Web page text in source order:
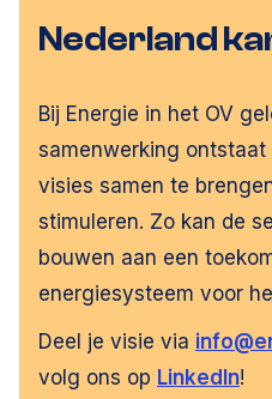
Nederland
Bij Energie in het OV
samenwerking
visies samen te
stimuleren. Zo kan de
bouwen aan een
energiesysteem voor
Deel je visie via
volg ons op LinkedIn!